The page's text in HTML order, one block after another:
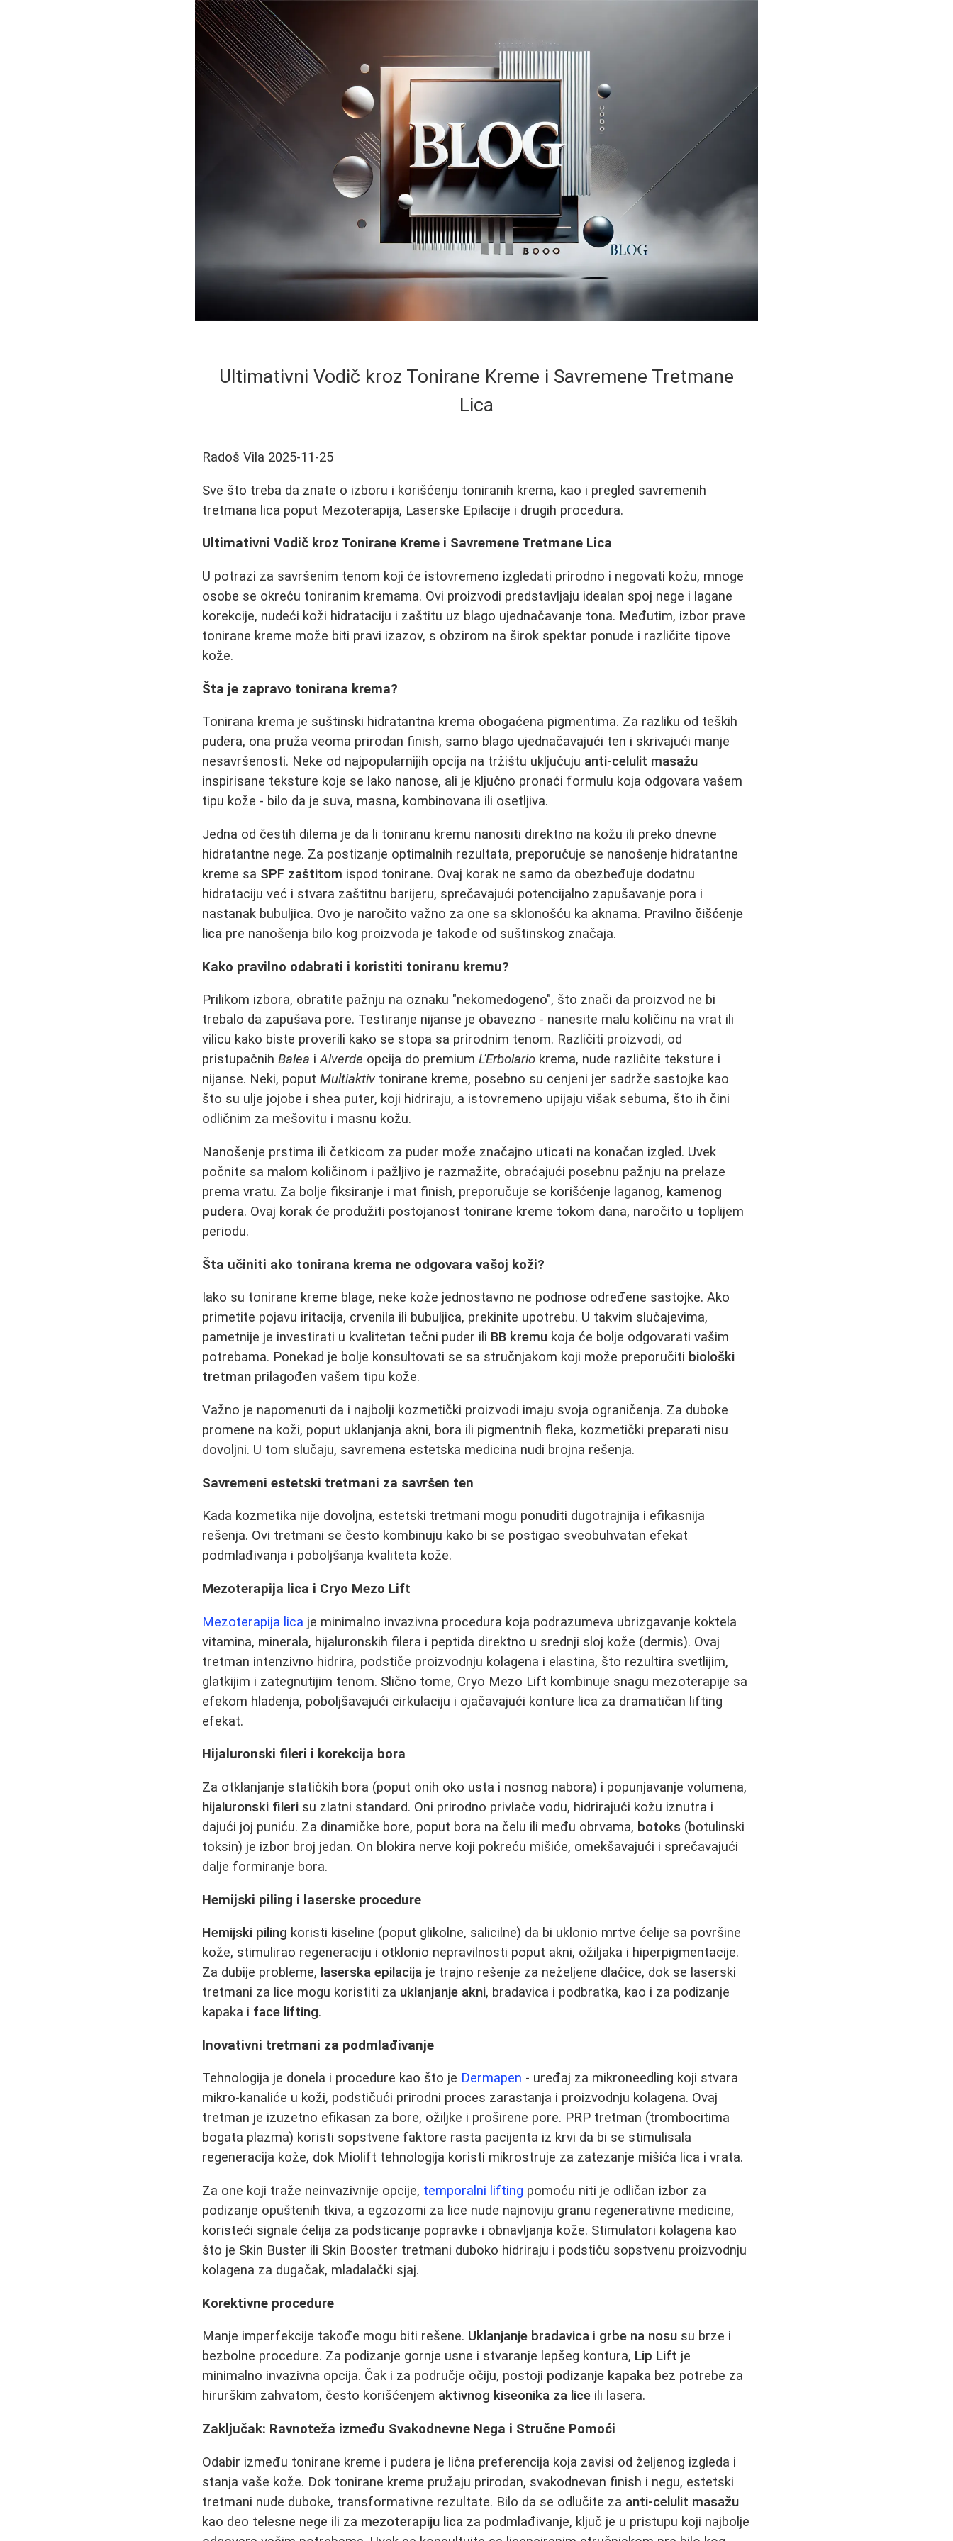
Ultimativni Vodič kroz Tonirane Kreme i Savremene Tretmane
Lica
Radoš Vila 2025-11-25
Sve što treba da znate o izboru i korišćenju toniranih krema, kao i pregled savremenih
tretmana lica poput Mezoterapija, Laserske Epilacije i drugih procedura.
Ultimativni Vodič kroz Tonirane Kreme i Savremene Tretmane Lica
U potrazi za savršenim tenom koji će istovremeno izgledati prirodno i negovati kožu, mnoge
osobe se okreću toniranim kremama. Ovi proizvodi predstavljaju idealan spoj nege i lagane
korekcije, nudeći koži hidrataciju i zaštitu uz blago ujednačavanje tona. Međutim, izbor prave
tonirane kreme može biti pravi izazov, s obzirom na širok spektar ponude i različite tipove
kože.
Šta je zapravo tonirana krema?
Tonirana krema je suštinski hidratantna krema obogaćena pigmentima. Za razliku od teških
pudera, ona pruža veoma prirodan finish, samo blago ujednačavajući ten i skrivajući manje
nesavršenosti. Neke od najpopularnijih opcija na tržištu uključuju anti-celulit masažu
inspirisane teksture koje se lako nanose, ali je ključno pronaći formulu koja odgovara vašem
tipu kože - bilo da je suva, masna, kombinovana ili osetljiva.
Jedna od čestih dilema je da li toniranu kremu nanositi direktno na kožu ili preko dnevne
hidratantne nege. Za postizanje optimalnih rezultata, preporučuje se nanošenje hidratantne
kreme sa SPF zaštitom ispod tonirane. Ovaj korak ne samo da obezbeđuje dodatnu
hidrataciju već i stvara zaštitnu barijeru, sprečavajući potencijalno zapušavanje pora i
nastanak bubuljica. Ovo je naročito važno za one sa sklonošću ka aknama. Pravilno čišćenje
lica pre nanošenja bilo kog proizvoda je takođe od suštinskog značaja.
Kako pravilno odabrati i koristiti toniranu kremu?
Prilikom izbora, obratite pažnju na oznaku "nekomedogeno", što znači da proizvod ne bi
trebalo da zapušava pore. Testiranje nijanse je obavezno - nanesite malu količinu na vrat ili
vilicu kako biste proverili kako se stopa sa prirodnim tenom. Različiti proizvodi, od
pristupačnihBalea iAlverde opcija do premiumL'Erbolario krema, nude različite teksture i
nijanse. Neki, poputMultiaktiv tonirane kreme, posebno su cenjeni jer sadrže sastojke kao
što su ulje jojobe i shea puter, koji hidriraju, a istovremeno upijaju višak sebuma, što ih čini
odličnim za mešovitu i masnu kožu.
Nanošenje prstima ili četkicom za puder može značajno uticati na konačan izgled. Uvek
počnite sa malom količinom i pažljivo je razmažite, obraćajući posebnu pažnju na prelaze
prema vratu. Za bolje fiksiranje i mat finish, preporučuje se korišćenje laganog, kamenog
pudera. Ovaj korak će produžiti postojanost tonirane kreme tokom dana, naročito u toplijem
periodu.
Šta učiniti ako tonirana krema ne odgovara vašoj koži?
Iako su tonirane kreme blage, neke kože jednostavno ne podnose određene sastojke. Ako
primetite pojavu iritacija, crvenila ili bubuljica, prekinite upotrebu. U takvim slučajevima,
pametnije je investirati u kvalitetan tečni puder ili BB kremu koja će bolje odgovarati vašim
potrebama. Ponekad je bolje konsultovati se sa stručnjakom koji može preporučiti biološki
tretman prilagođen vašem tipu kože.
Važno je napomenuti da i najbolji kozmetički proizvodi imaju svoja ograničenja. Za duboke
promene na koži, poput uklanjanja akni, bora ili pigmentnih fleka, kozmetički preparati nisu
dovoljni. U tom slučaju, savremena estetska medicina nudi brojna rešenja.
Savremeni estetski tretmani za savršen ten
Kada kozmetika nije dovoljna, estetski tretmani mogu ponuditi dugotrajnija i efikasnija
rešenja. Ovi tretmani se često kombinuju kako bi se postigao sveobuhvatan efekat
podmlađivanja i poboljšanja kvaliteta kože.
Mezoterapija lica i Cryo Mezo Lift
Mezoterapija lica je minimalno invazivna procedura koja podrazumeva ubrizgavanje koktela
vitamina, minerala, hijaluronskih filera i peptida direktno u srednji sloj kože (dermis). Ovaj
tretman intenzivno hidrira, podstiče proizvodnju kolagena i elastina, što rezultira svetlijim,
glatkijim i zategnutijim tenom. Slično tome, Cryo Mezo Lift kombinuje snagu mezoterapije sa
efekom hladenja, poboljšavajući cirkulaciju i ojačavajući konture lica za dramatičan lifting
efekat.
Hijaluronski fileri i korekcija bora
Za otklanjanje statičkih bora (poput onih oko usta i nosnog nabora) i popunjavanje volumena,
hijaluronski fileri su zlatni standard. Oni prirodno privlače vodu, hidrirajući kožu iznutra i
dajući joj puniću. Za dinamičke bore, poput bora na čelu ili među obrvama, botoks (botulinski
toksin) je izbor broj jedan. On blokira nerve koji pokreću mišiće, omekšavajući i sprečavajući
dalje formiranje bora.
Hemijski piling i laserske procedure
Hemijski piling koristi kiseline (poput glikolne, salicilne) da bi uklonio mrtve ćelije sa površine
kože, stimulirao regeneraciju i otklonio nepravilnosti poput akni, ožiljaka i hiperpigmentacije.
Za dubije probleme, laserska epilacija je trajno rešenje za neželjene dlačice, dok se laserski
tretmani za lice mogu koristiti za uklanjanje akni, bradavica i podbratka, kao i za podizanje
kapaka i face lifting.
Inovativni tretmani za podmlađivanje
Tehnologija je donela i procedure kao što je Dermapen - uređaj za mikroneedling koji stvara
mikro-kanaliće u koži, podstičući prirodni proces zarastanja i proizvodnju kolagena. Ovaj
tretman je izuzetno efikasan za bore, ožiljke i proširene pore. PRP tretman (trombocitima
bogata plazma) koristi sopstvene faktore rasta pacijenta iz krvi da bi se stimulisala
regeneracija kože, dok Miolift tehnologija koristi mikrostruje za zatezanje mišića lica i vrata.
Za one koji traže neinvazivnije opcije, temporalni lifting pomoću niti je odličan izbor za
podizanje opuštenih tkiva, a egzozomi za lice nude najnoviju granu regenerativne medicine,
koristeći signale ćelija za podsticanje popravke i obnavljanja kože. Stimulatori kolagena kao
što je Skin Buster ili Skin Booster tretmani duboko hidriraju i podstiču sopstvenu proizvodnju
kolagena za dugačak, mladalački sjaj.
Korektivne procedure
Manje imperfekcije takođe mogu biti rešene. Uklanjanje bradavica i grbe na nosu su brze i
bezbolne procedure. Za podizanje gornje usne i stvaranje lepšeg kontura, Lip Lift je
minimalno invazivna opcija. Čak i za područje očiju, postoji podizanje kapaka bez potrebe za
hirurškim zahvatom, često korišćenjem aktivnog kiseonika za lice ili lasera.
Zaključak: Ravnoteža između Svakodnevne Nega i Stručne Pomоći
Odabir između tonirane kreme i pudera je lična preferencija koja zavisi od željenog izgleda i
stanja vaše kože. Dok tonirane kreme pružaju prirodan, svakodnevan finish i negu, estetski
tretmani nude duboke, transformativne rezultate. Bilo da se odlučite za anti-celulit masažu
kao deo telesne nege ili za mezoterapiju lica za podmlađivanje, ključ je u pristupu koji najbolje